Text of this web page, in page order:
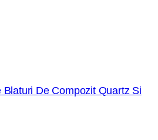
De Compozit Quartz Si